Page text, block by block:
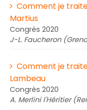
Comment je
Martius
Congrès 2020
J-L. Faucheron
Comment je
Lambeau
Congrès 2020
A. Merlini l'Héritier